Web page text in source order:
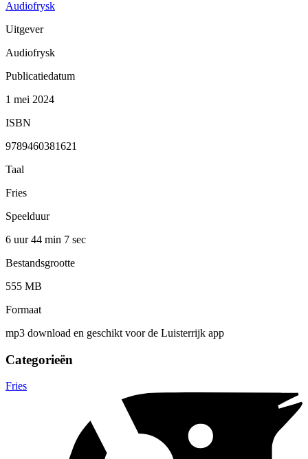
Audiofrysk
Uitgever
Audiofrysk
Publicatiedatum
1 mei 2024
ISBN
9789460381621
Taal
Fries
Speelduur
6 uur 44 min 7 sec
Bestandsgrootte
555 MB
Formaat
mp3 download en geschikt voor de Luisterrijk app
Categorieën
Fries